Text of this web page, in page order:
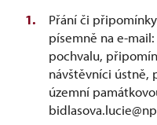
Přání či
písemně na e-
pochvalu,
návštěvníci ústně,
územní